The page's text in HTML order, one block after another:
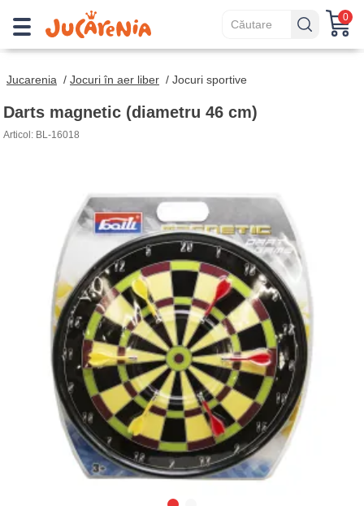
0
Jucarenia / Jocuri în aer liber / Jocuri sportive
Darts magnetic (diametru 46 cm)
Articol: BL-16018